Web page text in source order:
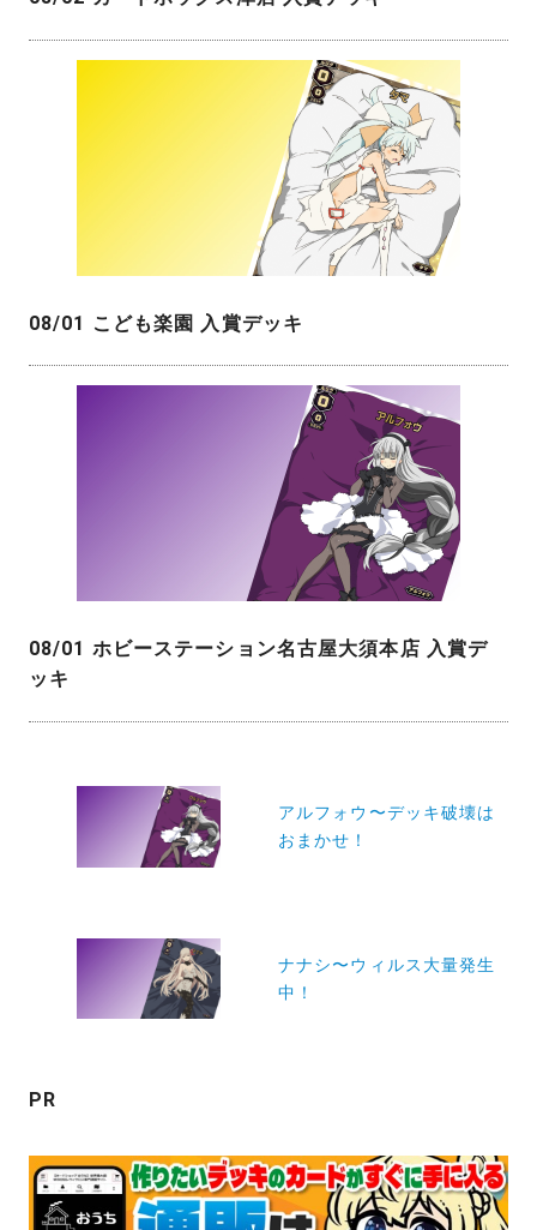
08/01 こども楽園 入賞デッキ
08/01 ホビーステーション名古屋大須本店 入賞デ
ッキ
ン
アルフォウ〜デッキ破壊は
おまかせ！
ナナシ〜ウィルス大量発生
中！
PR